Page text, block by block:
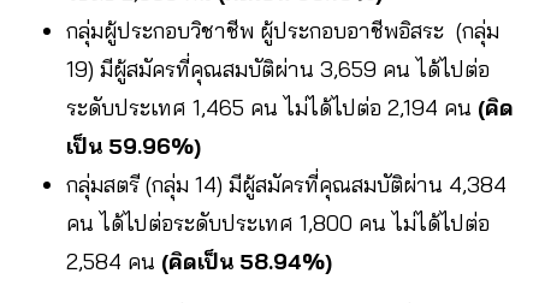
กลุ่มผู้ประกอบวิชาชีพ ผู้ประกอบอาชีพอิสระ (กลุ่ม
19) มีผู้สมัครที่คุณสมบัติผ่าน 3,659 คน ได้ไปต่อ
ระดับประเทศ 1,465 คน ไม่ได้ไปต่อ 2,194 คน (คิด
เป็น 59.96%)
กลุ่มสตรี (กลุ่ม 14) มีผู้สมัครที่คุณสมบัติผ่าน 4,384
คน ได้ไปต่อระดับประเทศ 1,800 คน ไม่ได้ไปต่อ
2,584 คน (คิดเป็น 58.94%)